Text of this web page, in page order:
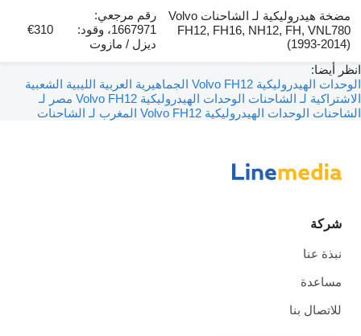
مضخة هيدروليكية لـ الشاحنات Volvo
FH12, FH16, NH12, FH, VNL780
(1993-2014)
رقم مرجعي:
1667971، وقود:
ديزل / مازوت
€310
انظر أيضا:
الوحدات الهيدروليكية Volvo FH12 الجماهيرية العربية الليبية الشعبية
الاشتراكية لـ الشاحنات
الوحدات الهيدروليكية Volvo FH12 مصر لـ
الشاحنات الوحدات الهيدروليكية Volvo FH12 المغرب لـ الشاحنات
شركة
نبذة عنا
مساعدة
للاتصال بنا